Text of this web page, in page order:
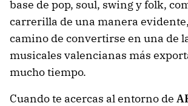
base de pop, soul, swing y folk,
carrerilla de una manera
camino de convertirse en una de
musicales valencianas más
mucho tiempo.
Cuando te acercas al entorno de